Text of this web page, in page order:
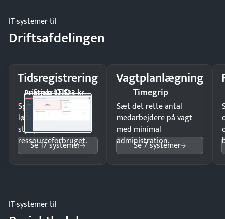
IT-systemer til
Driftsafdelingen
Tidsregistrering
SmartTID
Pristjek: 12.523 kr
Spar tid på
lønberegning og få
styr på
ressourceforbruget.
Se 17 systemer
Vagtplanlægning
Timegrip
Sæt det rette antal
medarbejdere på vagt
med minimal
administration.
Se 7 systemer
IT-systemer til